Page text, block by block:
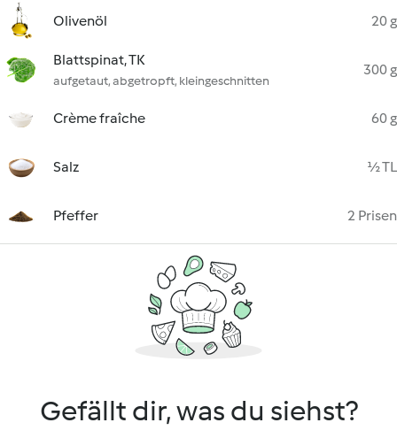
Olivenöl 20 g
Blattspinat, TK
aufgetaut, abgetropft, kleingeschnitten
300 g
Crème fraîche 60 g
Salz ½ TL
Pfeffer 2 Prisen
Gefällt dir, was du siehst?